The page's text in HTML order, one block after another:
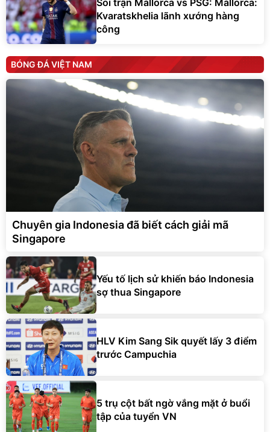
Kvaratskhelia lãnh xướng hàng
công
BÓNG ĐÁ VIỆT NAM
Chuyên gia Indonesia đã biết cách giải mã
Singapore
Yếu tố lịch sử khiến báo Indonesia
sợ thua Singapore
HLV Kim Sang Sik quyết lấy 3 điểm
trước Campuchia
5 trụ cột bất ngờ vắng mặt ở buổi
tập của tuyển VN